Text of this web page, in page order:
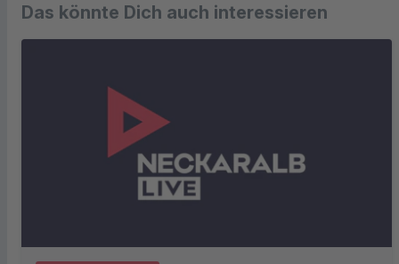
Das könnte Dich auch interessieren